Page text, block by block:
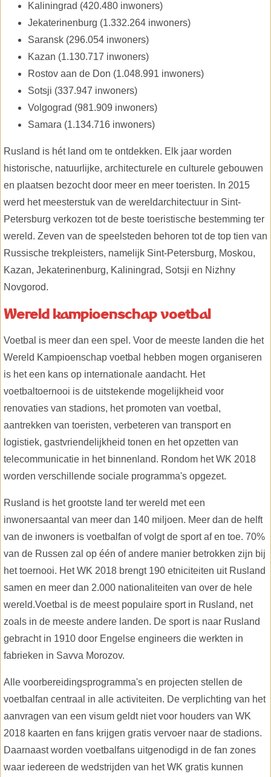
Kaliningrad (420.480 inwoners)
Jekaterinenburg (1.332.264 inwoners)
Saransk (296.054 inwoners)
Kazan (1.130.717 inwoners)
Rostov aan de Don (1.048.991 inwoners)
Sotsji (337.947 inwoners)
Volgograd (981.909 inwoners)
Samara (1.134.716 inwoners)
Rusland is hét land om te ontdekken. Elk jaar worden
historische, natuurlijke, architecturele en culturele gebouwen
en plaatsen bezocht door meer en meer toeristen. In 2015
werd het meesterstuk van de wereldarchitectuur in Sint-
Petersburg verkozen tot de beste toeristische bestemming ter
wereld. Zeven van de speelsteden behoren tot de top tien van
Russische trekpleisters, namelijk Sint-Petersburg, Moskou,
Kazan, Jekaterinenburg, Kaliningrad, Sotsji en Nizhny
Novgorod.
Wereld kampioenschap voetbal
Voetbal is meer dan een spel. Voor de meeste landen die het
Wereld Kampioenschap voetbal hebben mogen organiseren
is het een kans op internationale aandacht. Het
voetbaltoernooi is de uitstekende mogelijkheid voor
renovaties van stadions, het promoten van voetbal,
aantrekken van toeristen, verbeteren van transport en
logistiek, gastvriendelijkheid tonen en het opzetten van
telecommunicatie in het binnenland. Rondom het WK 2018
worden verschillende sociale programma's opgezet.
Rusland is het grootste land ter wereld met een
inwonersaantal van meer dan 140 miljoen. Meer dan de helft
van de inwoners is voetbalfan of volgt de sport af en toe. 70%
van de Russen zal op één of andere manier betrokken zijn bij
het toernooi. Het WK 2018 brengt 190 etniciteiten uit Rusland
samen en meer dan 2.000 nationaliteiten van over de hele
wereld.Voetbal is de meest populaire sport in Rusland, net
zoals in de meeste andere landen. De sport is naar Rusland
gebracht in 1910 door Engelse engineers die werkten in
fabrieken in Savva Morozov.
Alle voorbereidingsprogramma's en projecten stellen de
voetbalfan centraal in alle activiteiten. De verplichting van het
aanvragen van een visum geldt niet voor houders van WK
2018 kaarten en fans krijgen gratis vervoer naar de stadions.
Daarnaast worden voetbalfans uitgenodigd in de fan zones
waar iedereen de wedstrijden van het WK gratis kunnen